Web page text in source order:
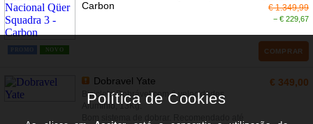
NOVO
Carbon
€ 1.349,99
− € 229,67
COMPRAR
Dobravel Yate
Bicicleta Dobrável com 6 velocidades.
Aluminio, 13Kg.
€ 349,00